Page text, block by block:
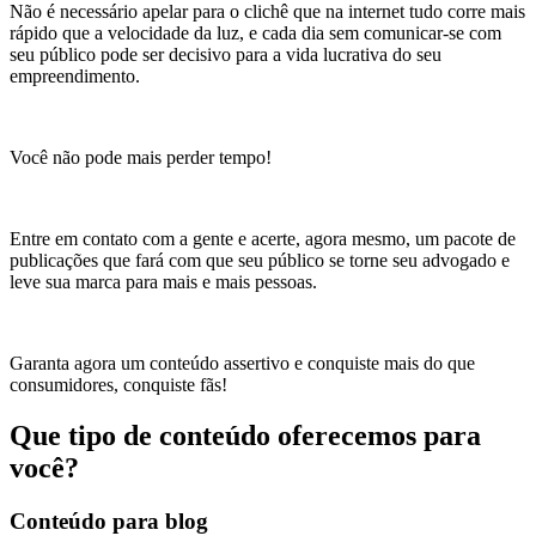
Não é necessário apelar para o clichê que na internet tudo corre mais
rápido que a velocidade da luz, e cada dia sem comunicar-se com
seu público pode ser decisivo para a vida lucrativa do seu
empreendimento.
Você não pode mais perder tempo!
Entre em contato com a gente e acerte, agora mesmo, um pacote de
publicações que fará com que seu público se torne seu advogado e
leve sua marca para mais e mais pessoas.
Garanta agora um conteúdo assertivo e conquiste mais do que
consumidores, conquiste fãs!
Que tipo de conteúdo oferecemos para
você?
Conteúdo para blog